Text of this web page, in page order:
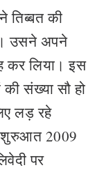
तिब्बत की
उसने अपने
कर लिया। इस
संख्या सौ हो
लड़ रहे
शुरुआत 2009
पर